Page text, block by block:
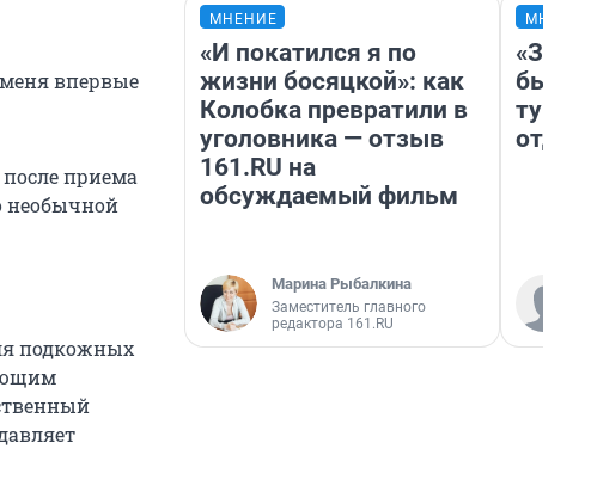
впервые
приема
необычной
подкожных
МНЕНИЕ
«И покатился я по
жизни босяцкой»: как
Колобка превратили в
уголовника — отзыв
161.RU на
обсуждаемый фильм
Марина Рыбалкина
Заместитель главного
редактора 161.RU
«За
были